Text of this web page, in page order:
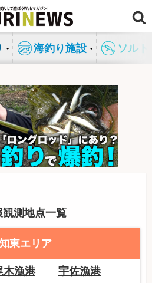
海釣り施設 ソル
測地点一覧
東エリア
木漁港
宇佐漁港